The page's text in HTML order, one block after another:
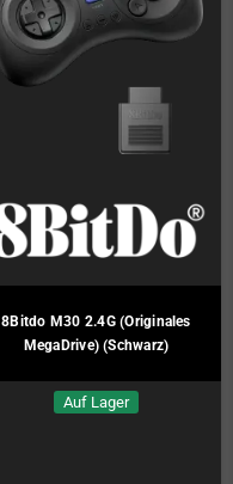
8Bitdo M30 2.4G (Originales
MegaDrive) (Schwarz)
Auf Lager